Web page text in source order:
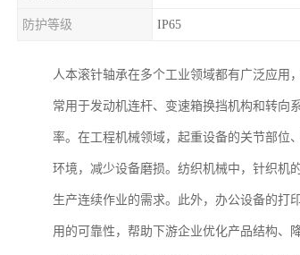
防护等级 IP65
人本滚针轴承在多个工业领域都有广泛应用
常用于发动机连杆、变速箱换挡机构和转向
率。在工程机械领域，起重设备的关节部位
环境，减少设备磨损。纺织机械中，针织机
生产连续作业的需求。此外，办公设备的打
用的可靠性，帮助下游企业优化产品结构、